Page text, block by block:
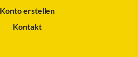
Konto erstellen
Kontakt